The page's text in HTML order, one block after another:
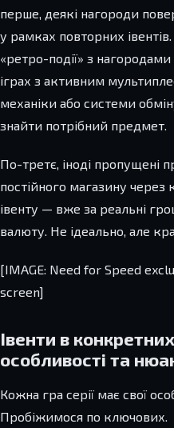
перше, деякі нагороди
у рамках повторних
«ретро-події» з
іграх з активним
механіки або системи
знайти потрібний предмет.
По-третє, іноді пропущені
постійного магазину через
івенту — вже за реальні
валюту. Не ідеально, але
[IMAGE: Need for Speed
screen]
Івенти в
особливості та
Кожна гра серії має свої
Пробіжимося по ключових.